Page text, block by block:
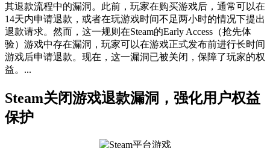
其退款流程中的漏洞。此前，玩家在购买游戏后，通常可以在
14天内申请退款，或者在玩游戏时间不足两小时的情况下提出
退款请求。然而，这一规则在Steam的Early Access（抢先体
验）游戏中存在漏洞，玩家可以在游戏正式发布前进行长时间
游戏后申请退款。现在，这一漏洞已被关闭，保障了玩家的权
益。...
Steam关闭游戏退款漏洞，强化用户权益
保护